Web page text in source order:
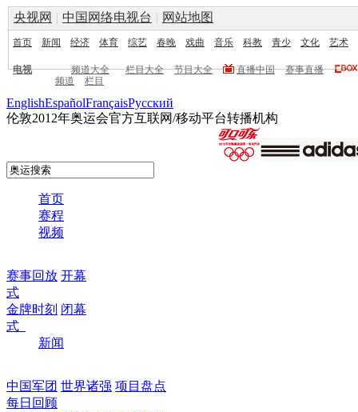
央视网 | 中国网络电视台 | 网站地图
首页 新闻 经济 体育 综艺 春晚 戏曲 音乐 科教 青少 文化 艺术
电视 频道大全 栏目大全 节目大全 直播中国
赛事直播
频道
栏目
EnglishEspañolFrançaisPусский
伦敦2012年奥运会官方互联网/移动平台转播机构
首页
赛程
视频
赛事回放 开幕
式
金牌时刻 闭幕
式
新闻
中国军团 世界诸强 项目盘点
每日回顾